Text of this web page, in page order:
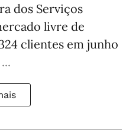
dos Serviços
livre de
clientes em junho